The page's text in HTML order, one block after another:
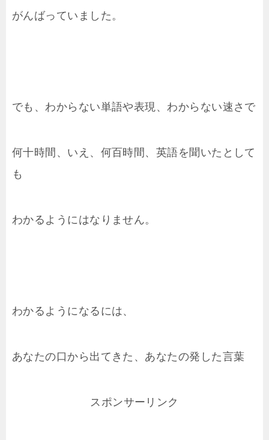
がんばっていました。
でも、わからない単語や表現、わからない速さで
何十時間、いえ、何百時間、英語を聞いたとして
も
わかるようにはなりません。
わかるようになるには、
あなたの口から出てきた、あなたの発した言葉
スポンサーリンク